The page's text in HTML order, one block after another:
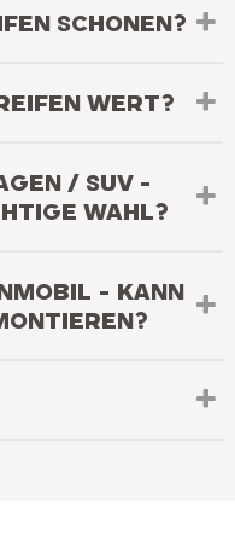
SCHONEN?
WERT?
/ SUV -
WAHL?
- KANN